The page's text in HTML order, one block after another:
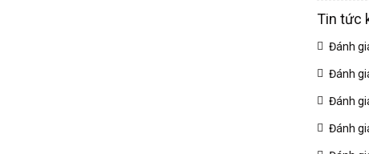
Tin tức
Đánh
Đánh
Đánh
Đánh